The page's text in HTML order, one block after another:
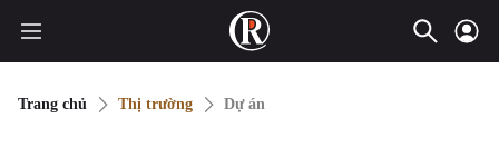
Trang chủ Thị trường Dự án